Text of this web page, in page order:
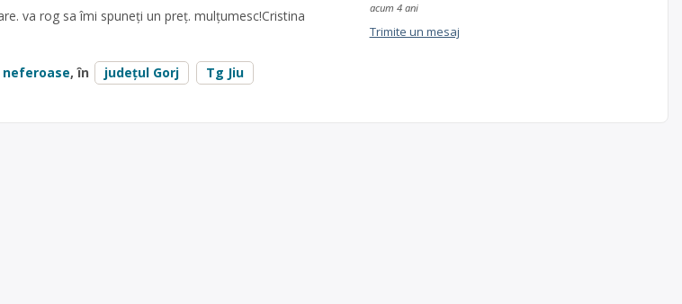
va rog sa îmi spuneți un preț. mulțumesc!Cristina
, în județul Gorj Tg Jiu
acum 4 ani
Trimite un mesaj